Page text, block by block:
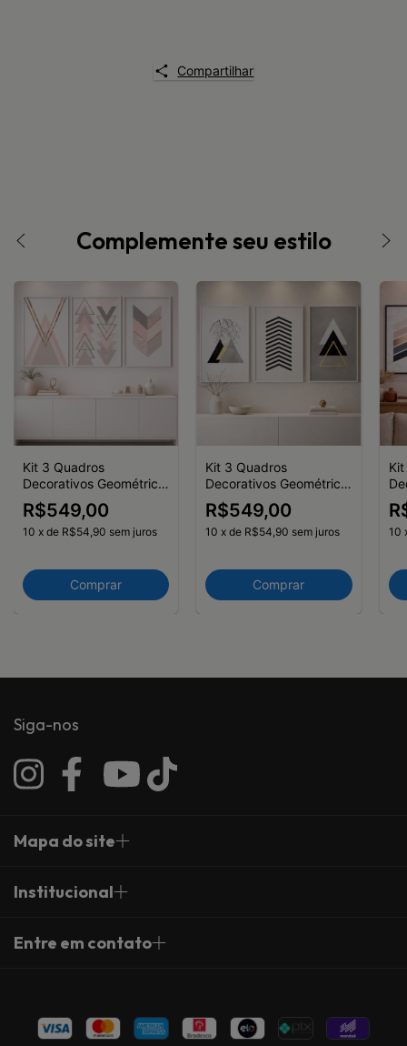
Compartilhar
Complemente seu estilo
Kit 3 Quadros
Decorativos Geométrico
Rose Formas Linhas
R$549,00
10 x de R$54,90 sem juros
Comprar
Kit 3 Quadros
Decorativos Geométrico
Triângulos Preto Branco
Amarelo
R$549,00
10 xde R$54,90 sem juros
Comprar
10
Siga-nos
Mapa do site
Institucional
Entre em contato